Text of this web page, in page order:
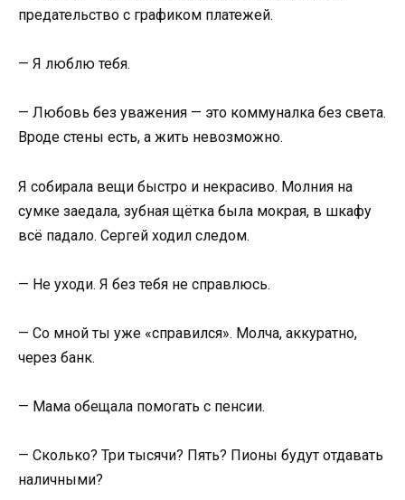
предательство с графиком платежей.
— Я люблю тебя.
— Любовь без уважения — это коммуналка без света.
Вроде стены есть, а жить невозможно.
Я собирала вещи быстро и некрасиво. Молния на
сумке заедала, зубная щётка была мокрая, в шкафу
всё падало. Сергей ходил следом.
— Не уходи. Я без тебя не справлюсь.
— Со мной ты уже «справился». Молча, аккуратно,
через банк.
— Мама обещала помогать с пенсии.
— Сколько? Три тысячи? Пять? Пионы будут отдавать
наличными?